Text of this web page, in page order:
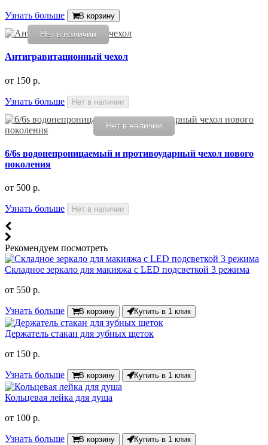
Узнать больше В корзину
Нет в наличии
Антигравитационный чехол
от 150 р.
Узнать больше Нет в наличии
Нет в наличии
6/6s водонепроницаемый и противоударный чехол нового
поколения
от 500 р.
Узнать больше Нет в наличии
Рекомендуем посмотреть
Складное зеркало для макияжа с LED подсветкой 3 режима
от 550 р.
Узнать больше В корзину Купить в 1 клик
Держатель стакан для зубных щеток
от 150 р.
Узнать больше В корзину Купить в 1 клик
Кольцевая лейка для душа
от 100 р.
Узнать больше В корзину Купить в 1 клик